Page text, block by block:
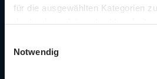
für die ausgewählten Kategorien
diese Einstellungen jederzeit über
Notwendig